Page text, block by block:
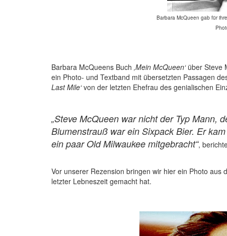
Barbara McQueen gab für
Barbara McQueens Buch ‚Mein McQueen‘über Steve
ein Photo- und Textband mit übersetzten Passagen
Last Mile‘von der letzten Ehefrau des genialischen
„Steve McQueen war nicht der Typ Mann,
Blumenstrauß war ein Sixpack Bier. Er
ein paar Old Milwaukee mitgebracht“,
Vor unserer Rezension bringen wir hier ein Photo
letzter Lebneszeit gemacht hat.